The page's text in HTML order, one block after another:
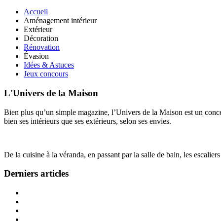
Accueil
Aménagement intérieur
Extérieur
Décoration
Rénovation
Évasion
Idées & Astuces
Jeux concours
L'Univers de la Maison
Bien plus qu’un simple magazine, l’Univers de la Maison est un
bien ses intérieurs que ses extérieurs, selon ses envies.
De la cuisine à la véranda, en passant par la salle de bain, les
Derniers articles